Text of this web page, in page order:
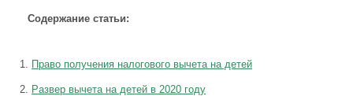
Содержание статьи:
Право получения налогового вычета на детей
Развер вычета на детей в 2020 году